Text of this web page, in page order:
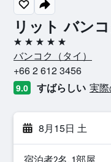
リット バン
5つ星
バンコク​（タイ​）​
+66 2 612 3456
9.0 すばらしい 実
8月15日 土